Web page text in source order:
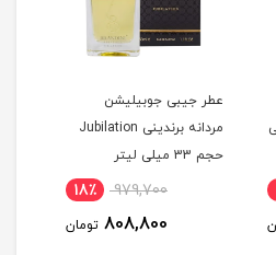
عطر جیبی جوبیلیشن
مردانه برندینی Jubilation
18٪
808,800 تومان